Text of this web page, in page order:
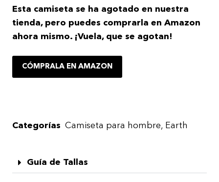
Esta camiseta se ha agotado en nuestra
tienda, pero puedes comprarla en Amazon
ahora mismo. ¡Vuela, que se agotan!
CÓMPRALA EN AMAZON
Categorías Camiseta para hombre, Earth
Guía de Tallas